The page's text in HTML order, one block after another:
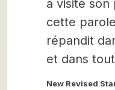
a visité son
cette
répandit
et dans
New Revised